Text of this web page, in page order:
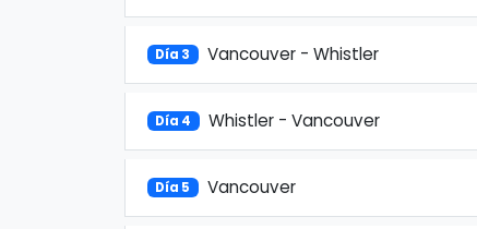
Día 3 Vancouver - Whistler
Día 4 Whistler - Vancouver
Día 5 Vancouver